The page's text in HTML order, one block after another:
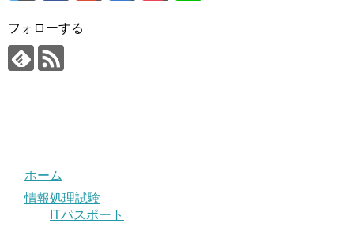
フォローする
ホーム
情報処理試験
ITパスポート